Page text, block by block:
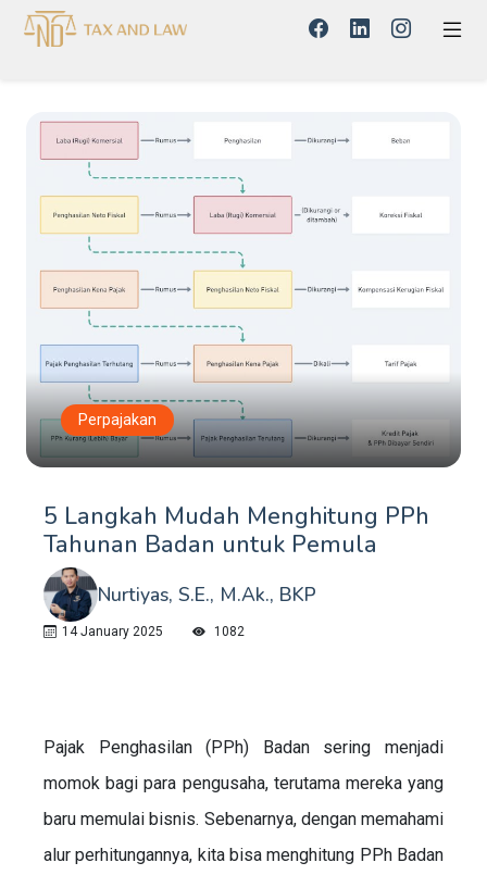
Perpajakan
5 Langkah Mudah Menghitung PPh
Tahunan Badan untuk Pemula
Nurtiyas, S.E., M.Ak., BKP
14 January 2025 1082
Pajak Penghasilan (PPh) Badan sering menjadi
momok bagi para pengusaha, terutama mereka yang
baru memulai bisnis. Sebenarnya, dengan memahami
alur perhitungannya, kita bisa menghitung PPh Badan